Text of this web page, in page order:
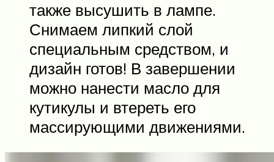
также высушить в лампе.
Снимаем липкий слой
специальным средством, и
дизайн готов! В завершении
можно нанести масло для
кутикулы и втереть его
массирующими движениями.